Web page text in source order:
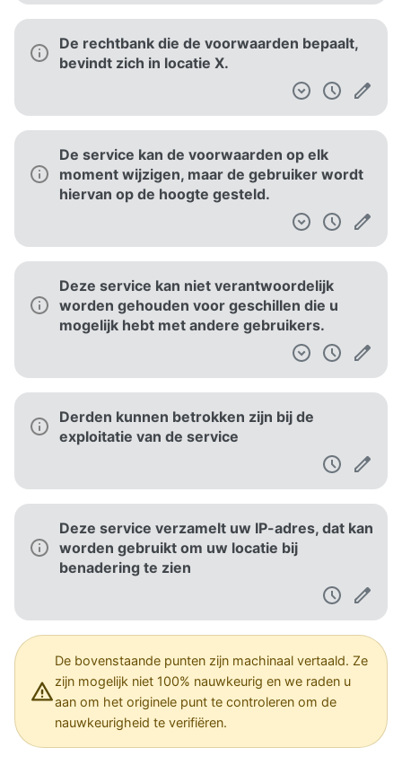
De rechtbank die de voorwaarden bepaalt,
bevindt zich in locatie X.
De service kan de voorwaarden op elk
moment wijzigen, maar de gebruiker wordt
hiervan op de hoogte gesteld.
Deze service kan niet verantwoordelijk
worden gehouden voor geschillen die u
mogelijk hebt met andere gebruikers.
Derden kunnen betrokken zijn bij de
exploitatie van de service
Deze service verzamelt uw IP-adres, dat kan
worden gebruikt om uw locatie bij
benadering te zien
De bovenstaande punten zijn machinaal vertaald. Ze
zijn mogelijk niet 100% nauwkeurig en we raden u
aan om het originele punt te controleren om de
nauwkeurigheid te verifiëren.